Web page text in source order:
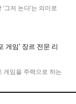
그저 논다’는 의미로
게임’ 장르 전문 리
게임을 주력으로 하는